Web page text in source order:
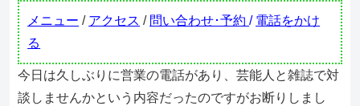
メニュー / アクセス / 問い合わせ･予約/ 電話をかけ
る
今日は久しぶりに営業の電話があり、芸能人と雑誌で対
談しませんかという内容だったのですがお断りしまし